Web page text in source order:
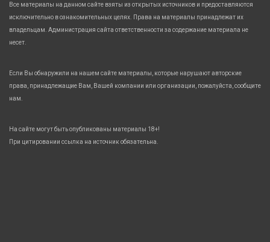
Все материалы на данном сайте взяты из открытых источников и предоставляются
исключительно в ознакомительных целях. Права на материалы принадлежат их
владельцам. Администрация сайта ответственности за содержание материала не
несет.
Если Вы обнаружили на нашем сайте материалы, которые нарушают авторские
права, принадлежащие Вам, Вашей компании или организации, пожалуйста, сообщите
нам.
На сайте могут быть опубликованы материалы 18+!
При цитировании ссылка на источник обязательна.